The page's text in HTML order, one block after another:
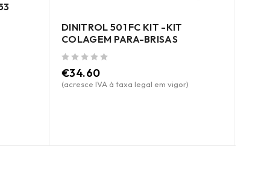
DINITROL 501 FC KIT -KIT
COLAGEM PARA-BRISAS
€34.60
(acresce IVA à taxa legal em vigor)